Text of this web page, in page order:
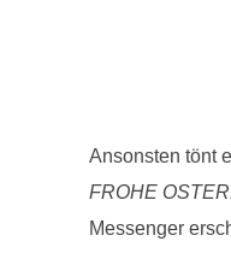
Ansonsten tönt
FROHE
Messenger